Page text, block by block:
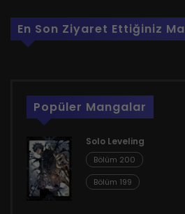
En Son Ziyaret Ettiğiniz
Popüler Mangalar
Solo Leveling
Bölüm 200
Bölüm 199